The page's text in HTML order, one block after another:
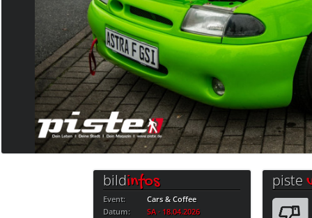
bildinfos
Event:
Cars & Coffee
Datum:
SA · 18.04.2026
piste